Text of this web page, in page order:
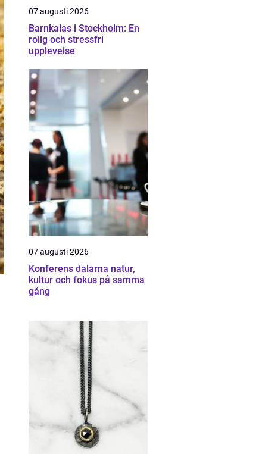
07 augusti 2026
Barnkalas i Stockholm: En
rolig och stressfri
upplevelse
07 augusti 2026
Konferens dalarna natur,
kultur och fokus på samma
gång